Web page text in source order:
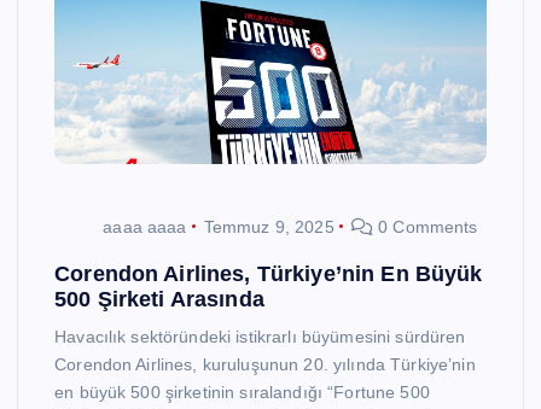
aaaa aaaa Temmuz 9, 2025 0 Comments
Corendon Airlines, Türkiye’nin En Büyük
500 Şirketi Arasında
Havacılık sektöründeki istikrarlı büyümesini sürdüren
Corendon Airlines, kuruluşunun 20. yılında Türkiye’nin
en büyük 500 şirketinin sıralandığı “Fortune 500